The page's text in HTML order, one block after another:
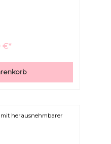
€*